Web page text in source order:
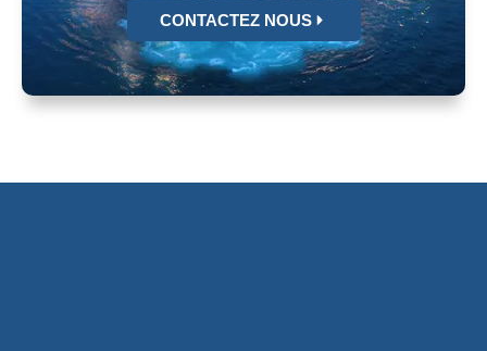
CONTACTEZ NOUS